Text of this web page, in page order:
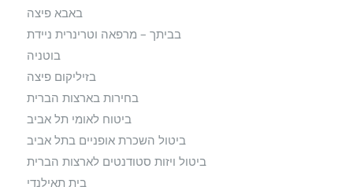
באבא פיצה
בביתך – מרפאה וטרינרית ניידת
בוטניה
בזיליקום פיצה
בחירות בארצות הברית
ביטוח לאומי תל אביב
ביטול השכרת אופניים בתל אביב
ביטול ויזות סטודנטים לארצות הברית
בית תאילנדי